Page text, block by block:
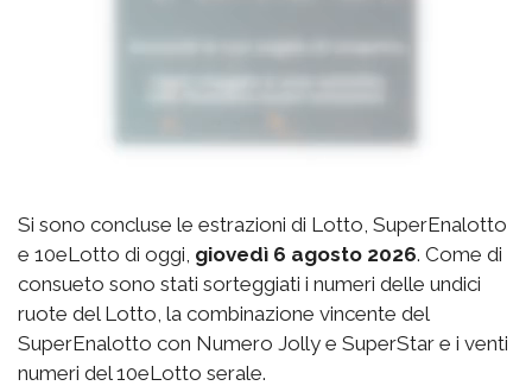
Si sono concluse le estrazioni di Lotto, SuperEnalotto
e 10eLotto di oggi, giovedì 6 agosto 2026. Come di
consueto sono stati sorteggiati i numeri delle undici
ruote del Lotto, la combinazione vincente del
SuperEnalotto con Numero Jolly e SuperStar e i venti
numeri del 10eLotto serale.